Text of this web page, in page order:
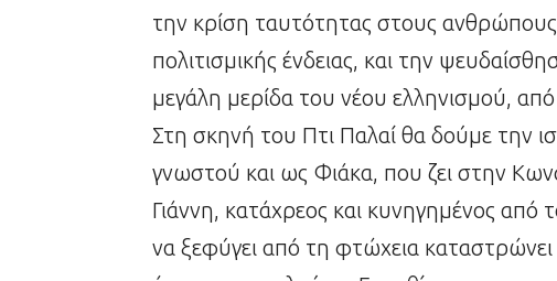
την κρίση ταυτότητας στους ανθρώπους
πολιτισμικής ένδειας, και την
μεγάλη μερίδα του νέου ελληνισμού,
Στη σκηνή του Πτι Παλαί θα δούμε την
γνωστού και ως Φιάκα, που ζει στην
Γιάννη, κατάχρεος και κυνηγημένος
να ξεφύγει από τη φτώχεια καταστρώνει